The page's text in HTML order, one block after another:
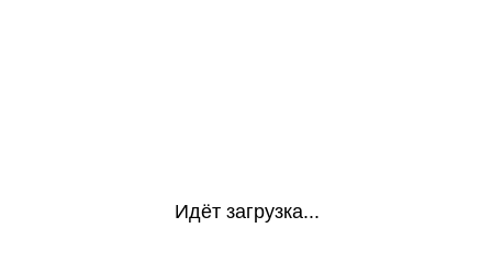
Идёт загрузка...